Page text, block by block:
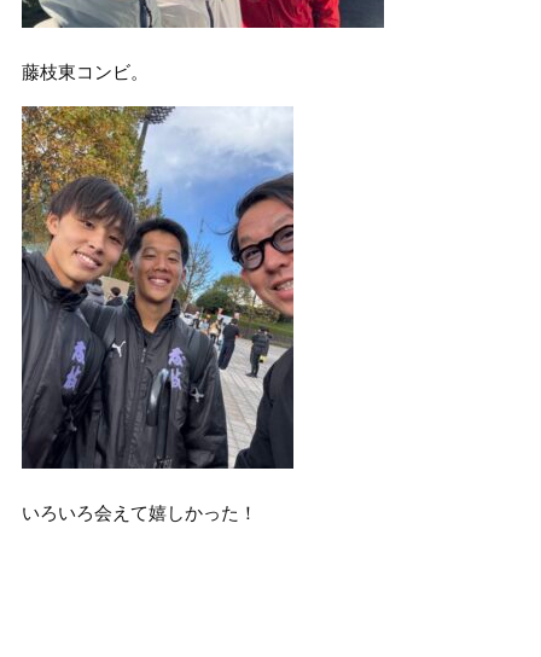
藤枝東コンビ。
いろいろ会えて嬉しかった！